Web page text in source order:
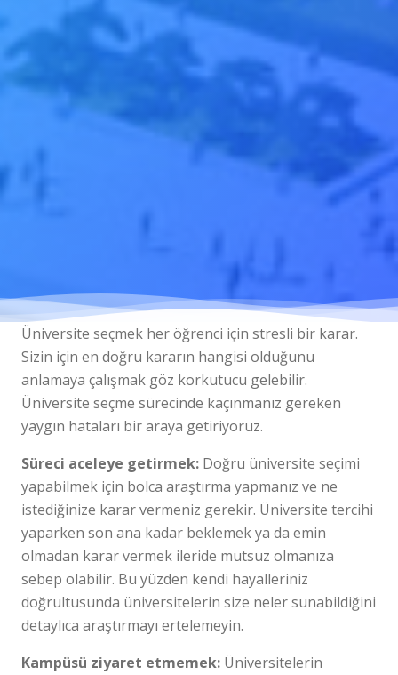
Üniversite seçmek her öğrenci için stresli bir karar.
Sizin için en doğru kararın hangisi olduğunu
anlamaya çalışmak göz korkutucu gelebilir.
Üniversite seçme sürecinde kaçınmanız gereken
yaygın hataları bir araya getiriyoruz.
Süreci aceleye getirmek: Doğru üniversite seçimi
yapabilmek için bolca araştırma yapmanız ve ne
istediğinize karar vermeniz gerekir. Üniversite tercihi
yaparken son ana kadar beklemek ya da emin
olmadan karar vermek ileride mutsuz olmanıza
sebep olabilir. Bu yüzden kendi hayalleriniz
doğrultusunda üniversitelerin size neler sunabildiğini
detaylıca araştırmayı ertelemeyin.
Kampüsü ziyaret etmemek: Üniversitelerin